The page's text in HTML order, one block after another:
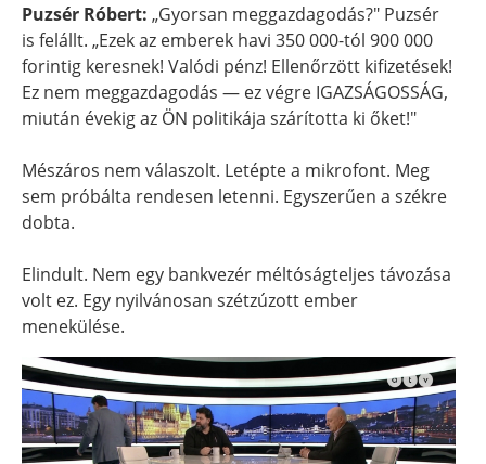
Puzsér Róbert: „Gyorsan meggazdagodás?" Puzsér
is felállt. „Ezek az emberek havi 350 000-tól 900 000
forintig keresnek! Valódi pénz! Ellenőrzött kifizetések!
Ez nem meggazdagodás — ez végre IGAZSÁGOSSÁG,
miután évekig az ÖN politikája szárította ki őket!"
Mészáros nem válaszolt. Letépte a mikrofont. Meg
sem próbálta rendesen letenni. Egyszerűen a székre
dobta.
Elindult. Nem egy bankvezér méltóságteljes távozása
volt ez. Egy nyilvánosan szétzúzott ember
menekülése.